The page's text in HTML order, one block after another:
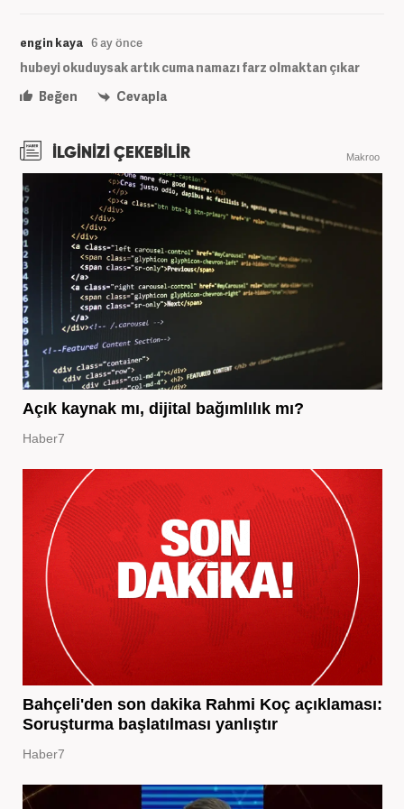
engin kaya 6 ay önce
hubeyi okuduysak artık cuma namazı farz olmaktan çıkar
Beğen
Cevapla
İLGİNİZİ ÇEKEBİLİR Makroo
Açık kaynak mı, dijital bağımlılık mı?
Haber7
Bahçeli'den son dakika Rahmi Koç açıklaması:
Soruşturma başlatılması yanlıştır
Haber7